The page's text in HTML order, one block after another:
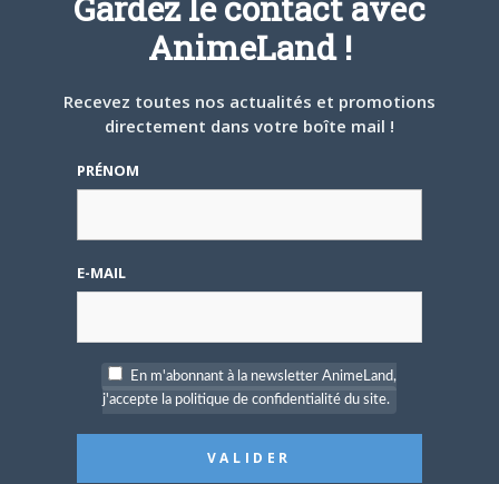
prochain volume de Nana dans
Animeland un jour...
ARTICLES LIÉS
L’AnimeLand Hors-Série
AnimeLand !
Recevez toutes nos actualités et promotions
directement dans votre boîte mail !
PRÉNOM
E-MAIL
En m'abonnant à la newsletter AnimeLand,
j'accepte la politique de confidentialité du site.